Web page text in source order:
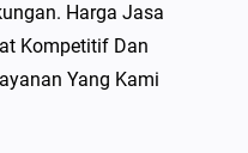
Harga Jasa
Kompetitif Dan
Yang Kami